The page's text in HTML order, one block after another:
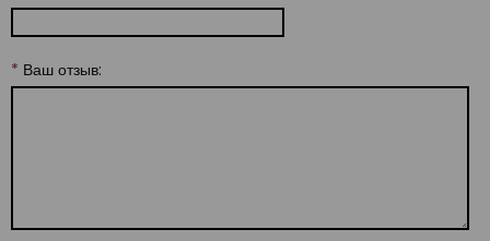
* Ваш отзыв: